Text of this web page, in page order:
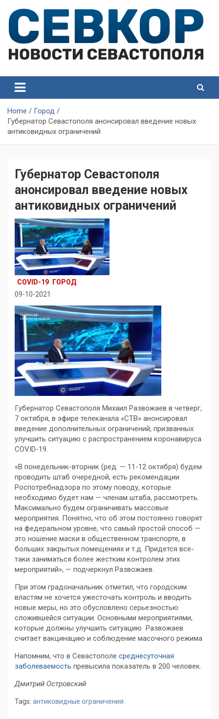
content
Севастополя
Севастополя
Home
Город
Губернатор Севастополя анонсировал введение новых
антиковидных ограничений
Губернатор Севастополя
анонсировал введение новых
антиковидных ограничений
COVID-19
ГОРОД
09-10-2021
Губернатор Севастополя Михаил Развожаев в четверг,
7 октября, в эфире телеканала «СТВ» анонсировал
введение дополнительных ограничений, призванных
улучшить ситуацию с распространением коронавируса
COVID-19.
«В понедельник-вторник (ред. — 11-12 октября) будем
проводить штаб очередной, есть рекомендации
Роспотребнадзора по этому поводу, которые
необходимо будет нам — членам штаба, рассмотреть.
Максимально будем ограничивать массовые
мероприятия. Понятно, что об этом постоянно говорят
на федеральном уровне, что самый простой способ —
это ношение маски в общественном транспорте, в
больших закрытых помещениях и т.д. Придется все-
таки заниматься более жестким контролем этих
мероприятий», — подчеркнул Развожаев.
При этом градоначальник отметил, что городским
властям не хочется ужесточать контроль и вводить
новые меры, но это обусловлено серьезностью
сложившейся ситуации. Основными мероприятиями,
которые должны улучшить ситуацию Развожаев
считает вакцинацию и соблюдение масочного режима
Напомним, что в Севастополе среднесуточная
заболеваемость превысила показатель в 200 человек.
Дмитрий Островский
Tags: антиковидные ограничения